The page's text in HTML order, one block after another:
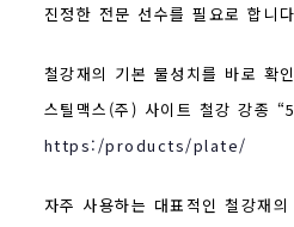
진정한 전문 선수를 필요로 합니
철강재의 기본 물성치를 바로 확
스틸맥스(주) 사이트 철강 강종
https:/products/plate/
자주 사용하는 대표적인 철강재